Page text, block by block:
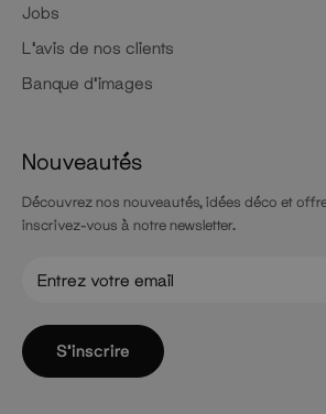
Jobs
L'avis de nos clients
Banque d'images
Nouveautés
Découvrez nos nouveautés, idées déco et
inscrivez-vous à notre newsletter.
S'inscrire